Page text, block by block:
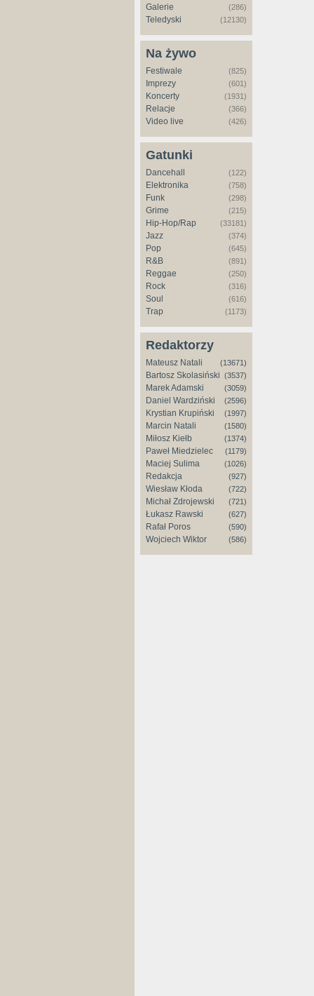
Galerie (286)
Teledyski (12130)
Na żywo
Festiwale (825)
Imprezy (601)
Koncerty (1931)
Relacje (366)
Video live (426)
Gatunki
Dancehall (122)
Elektronika (758)
Funk (298)
Grime (215)
Hip-Hop/Rap (33181)
Jazz (374)
Pop (645)
R&B (891)
Reggae (250)
Rock (316)
Soul (616)
Trap (1173)
Redaktorzy
Mateusz Natali (13671)
Bartosz Skolasiński (3537)
Marek Adamski (3059)
Daniel Wardziński (2596)
Krystian Krupiński (1997)
Marcin Natali (1580)
Miłosz Kiełb (1374)
Paweł Miedzielec (1179)
Maciej Sulima (1026)
Redakcja (927)
Wiesław Kłoda (722)
Michał Zdrojewski (721)
Łukasz Rawski (627)
Rafał Poros (590)
Wojciech Wiktor (586)